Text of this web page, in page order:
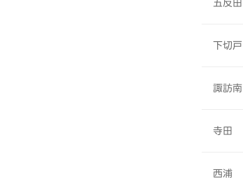
下切戸
諏訪南
寺田
西浦